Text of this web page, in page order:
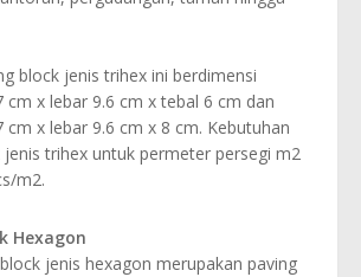
block jenis trihex ini berdimensi
cm x lebar 9.6 cm x tebal 6 cm dan
cm x lebar 9.6 cm x 8 cm. Kebutuhan
jenis trihex untuk permeter persegi m2
m2.
Hexagon
jenis hexagon merupakan paving